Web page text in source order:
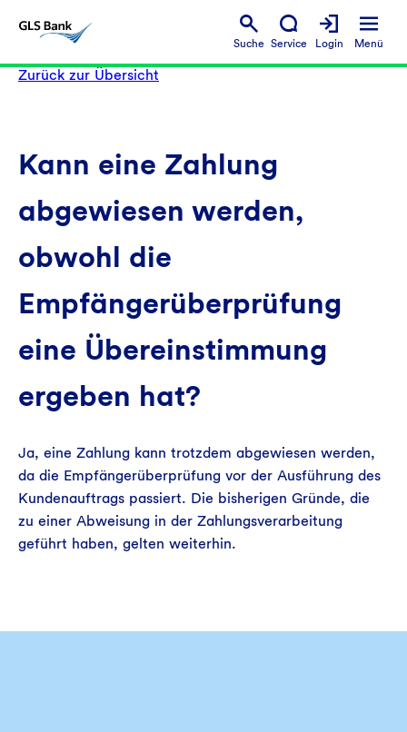
Suche Service Login Menü
Zurück zur Übersicht
Kann eine Zahlung
abgewiesen werden,
obwohl die
Empfängerüberprüfung
eine Übereinstimmung
ergeben hat?
Ja, eine Zahlung kann trotzdem abgewiesen werden,
da die Empfängerüberprüfung vor der Ausführung des
Kundenauftrags passiert. Die bisherigen Gründe, die
zu einer Abweisung in der Zahlungsverarbeitung
geführt haben, gelten weiterhin.